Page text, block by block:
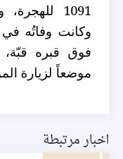
1091
وكانت وفاتُه
فوق قبره
موضعاً لزيارة
اخبار مرتبطة